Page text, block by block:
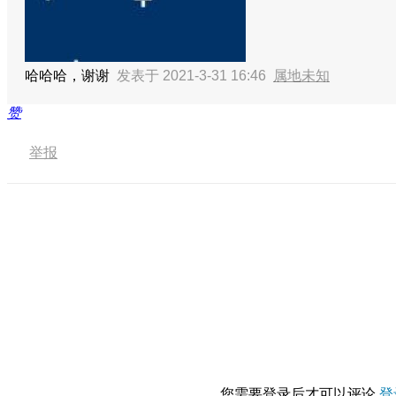
哈哈哈，谢谢 发表于 2021-3-31 16:46 属地未知
赞
举报